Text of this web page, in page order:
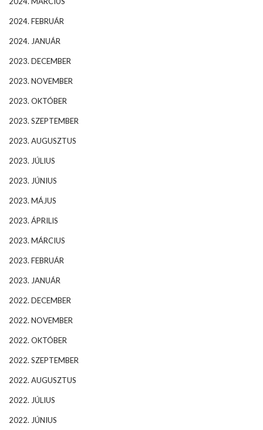
2024. FEBRUÁR
2024. JANUÁR
2023. DECEMBER
2023. NOVEMBER
2023. OKTÓBER
2023. SZEPTEMBER
2023. AUGUSZTUS
2023. JÚLIUS
2023. JÚNIUS
2023. MÁJUS
2023. ÁPRILIS
2023. MÁRCIUS
2023. FEBRUÁR
2023. JANUÁR
2022. DECEMBER
2022. NOVEMBER
2022. OKTÓBER
2022. SZEPTEMBER
2022. AUGUSZTUS
2022. JÚLIUS
2022. JÚNIUS